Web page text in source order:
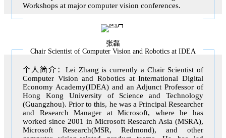
Workshops at major computer vision conferences.
张磊
Chair Scientist of Computer Vision and Robotics at IDEA
个人简介：Lei Zhang is currently a Chair Scientist of
Computer Vision and Robotics at International Digital
Economy Academy(IDEA) and an Adjunct Professor of
Hong Kong University of Science and Technology
(Guangzhou). Prior to this, he was a Principal Researcher
and Research Manager at Microsoft, where he has
worked since 2001 in Microsoft Research Asia (MSRA),
Microsoft Research(MSR, Redmond), and other